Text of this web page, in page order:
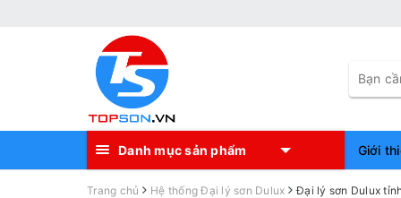
Danh mục sản phẩm Giới
Trang chủ Hệ thống Đại lý sơn Dulux Đại lý sơn Dulux